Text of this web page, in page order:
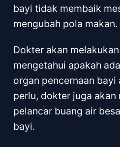
bayi tidak membaik
mengubah pola makan.
Dokter akan
mengetahui apakah
organ pencernaan
perlu, dokter juga
pelancar buang air
bayi.